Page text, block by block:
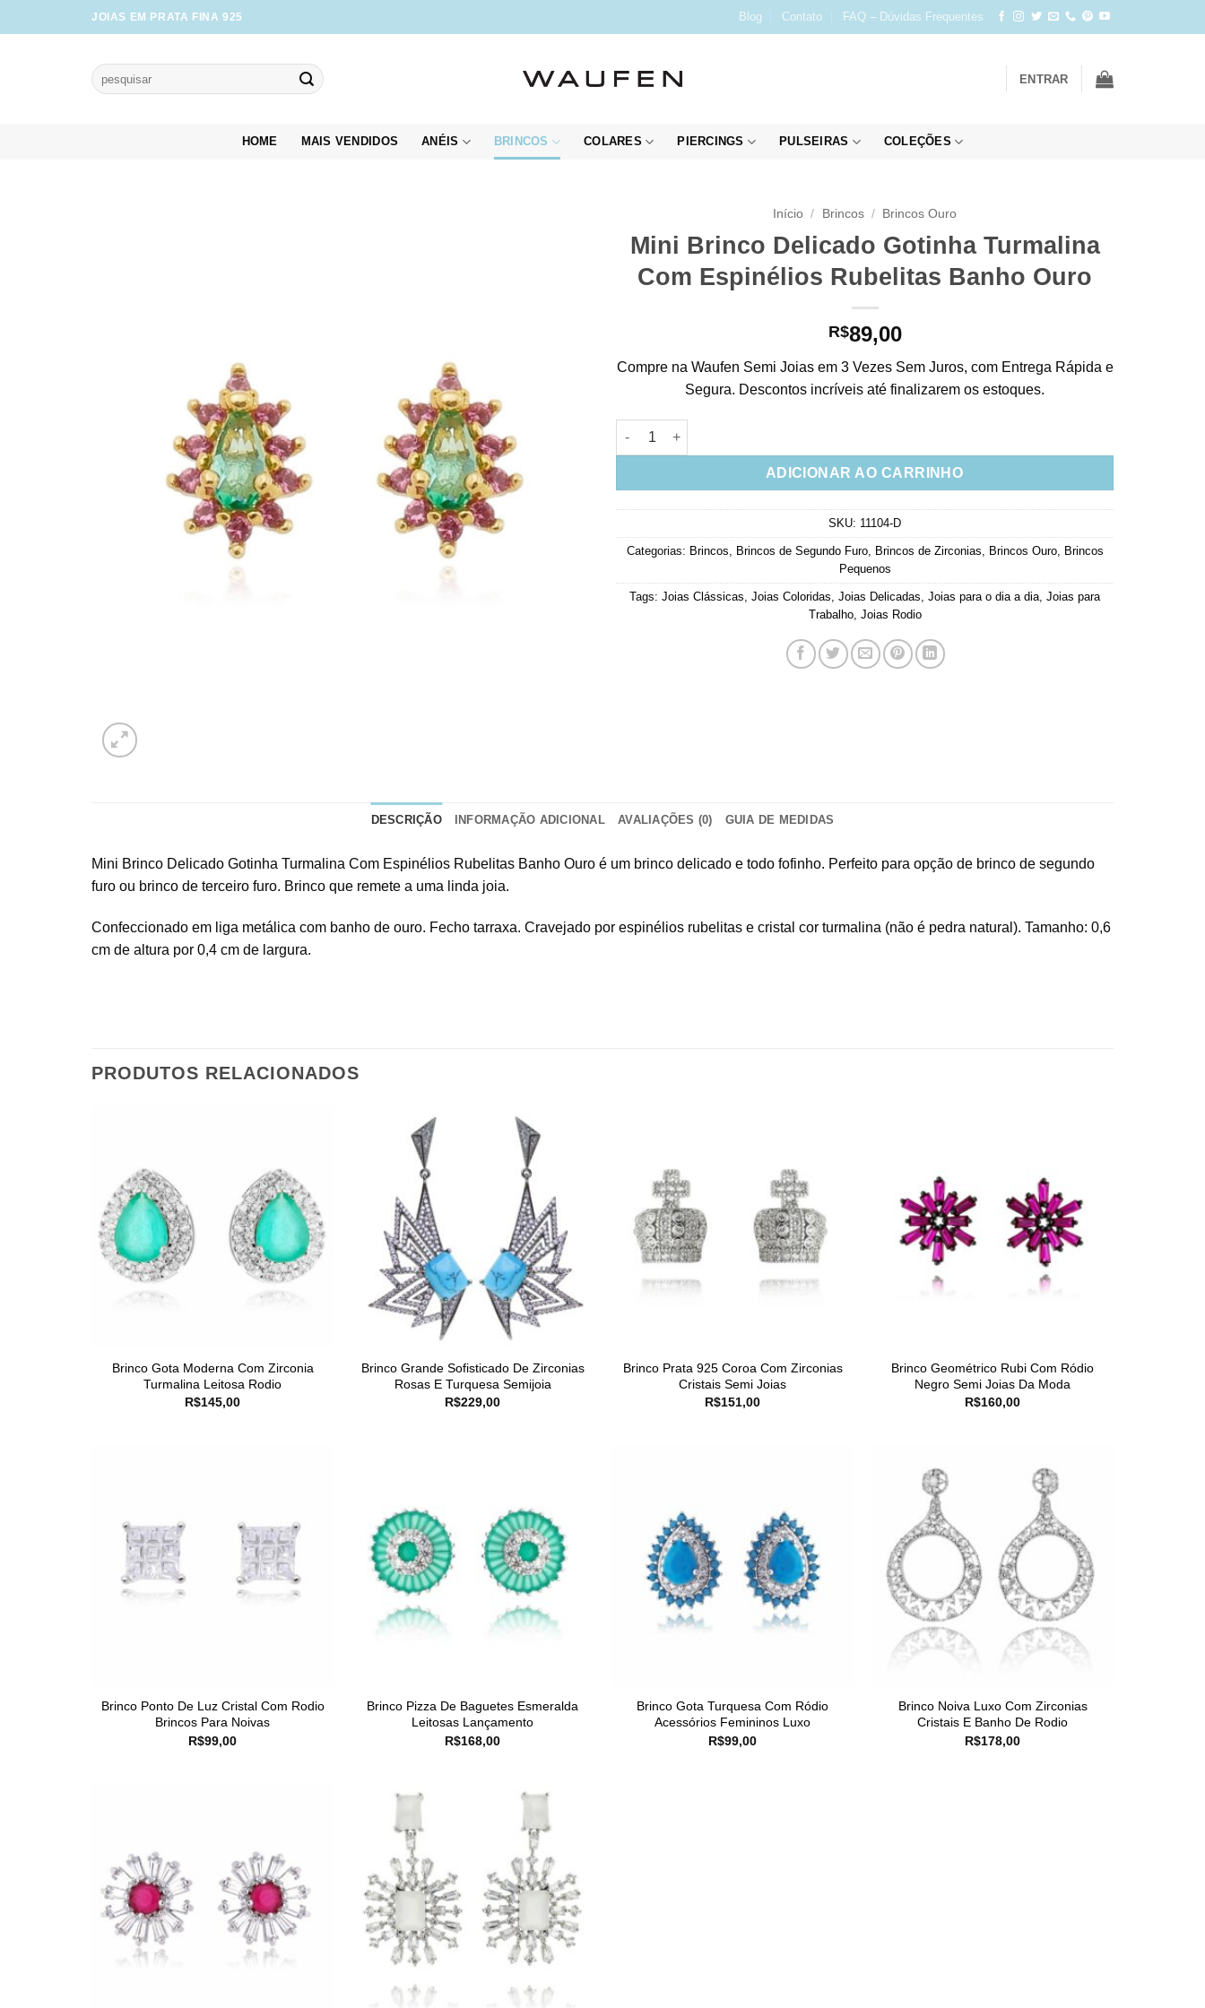
to
JOIAS EM PRATA FINA 925 Blog Contato FAQ – Dúvidas Frequentes
Pesquisar
por:
ENTRAR
HOME MAIS VENDIDOS ANÉIS BRINCOS COLARES PIERCINGS PULSEIRAS COLEÇÕES
Início / Brincos / Brincos Ouro
Mini Brinco Delicado Gotinha Turmalina
Com Espinélios Rubelitas Banho Ouro
R$89,00
Compre na Waufen Semi Joias em 3 Vezes Sem Juros, com Entrega Rápida e
Segura. Descontos incríveis até finalizarem os estoques.
Mini Brinco Delicado Gotinha Turmalina Com Espinélios Rubelitas Banho Ouro quantidade
ADICIONAR AO CARRINHO
SKU: 11104-D
Categorias: Brincos Brincos de Segundo Furo, Brincos de Zirconias Brincos Ouro, Brincos
Pequenos
Tags: Joias Clássicas Joias Coloridas Joias Delicadas Joias para o dia a dia Joias para
Trabalho, Joias Rodio
DESCRIÇÃO INFORMAÇÃO ADICIONAL AVALIAÇÕES (0) GUIA DE MEDIDAS
Mini Brinco Delicado Gotinha Turmalina Com Espinélios Rubelitas Banho Ouro é um brinco delicado e todo fofinho. Perfeito para opção de brinco de segundo
furo ou brinco de terceiro furo. Brinco que remete a uma linda joia.
Confeccionado em liga metálica com banho de ouro. Fecho tarraxa. Cravejado por espinélios rubelitas e cristal cor turmalina (não é pedra natural). Tamanho: 0,6
cm de altura por 0,4 cm de largura.
PRODUTOS RELACIONADOS
Brinco Gota Moderna Com Zirconia
Turmalina Leitosa Rodio
R$145,00
Brinco Grande Sofisticado De Zirconias
Rosas E Turquesa Semijoia
R$229,00
Brinco Prata 925 Coroa Com Zirconias
Cristais Semi Joias
R$151,00
Brinco Geométrico Rubi Com Ródio
Negro Semi Joias Da Moda
R$160,00
Brinco Ponto De Luz Cristal Com Rodio
Brincos Para Noivas
R$99,00
Brinco Pizza De Baguetes Esmeralda
Leitosas Lançamento
R$168,00
Brinco Gota Turquesa Com Ródio
Acessórios Femininos Luxo
R$99,00
Brinco Noiva Luxo Com Zirconias
Cristais E Banho De Rodio
R$178,00